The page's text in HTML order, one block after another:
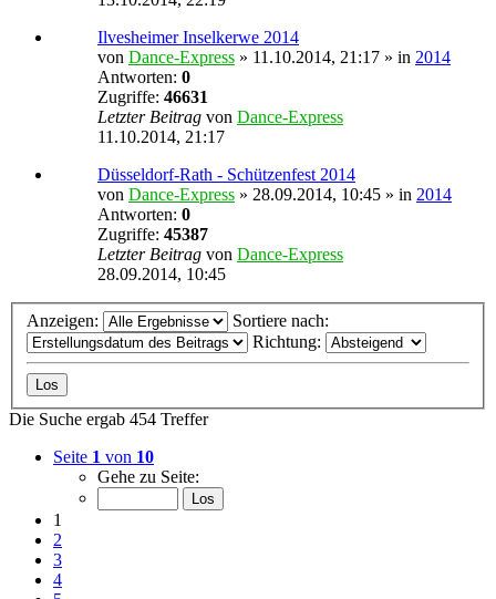
Ilvesheimer Inselkerwe 2014
von Dance-Express » 11.10.2014, 21:17 » in 2014
Antworten: 0
Zugriffe: 46631
Letzter Beitrag von Dance-Express
11.10.2014, 21:17
Düsseldorf-Rath - Schützenfest 2014
von Dance-Express » 28.09.2014, 10:45 » in 2014
Antworten: 0
Zugriffe: 45387
Letzter Beitrag von Dance-Express
28.09.2014, 10:45
Anzeigen:
Sortiere nach:
Richtung:
Die Suche ergab 454 Treffer
Seite 1 von 10
Gehe zu Seite:
1
2
3
4